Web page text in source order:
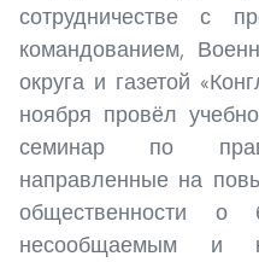
сотрудничестве с
командованием,
округа и газетой
ноября провёл
семинар по
направленные на
общественности о
несообщаемым и